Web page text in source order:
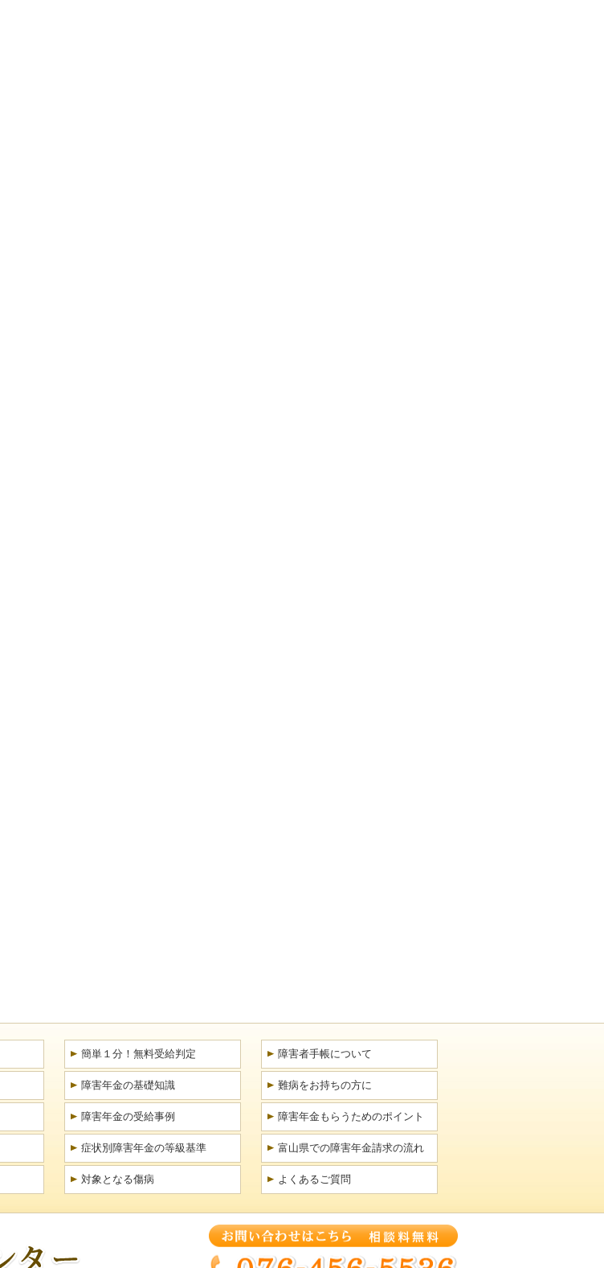
簡単１分！無料受給判定
障害年金の基礎知識
障害年金の受給事例
症状別障害年金の等級基準
対象となる傷病
障害者手帳について
難病をお持ちの方に
障害年金もらうためのポイント
富山県での障害年金請求の流れ
よくあるご質問